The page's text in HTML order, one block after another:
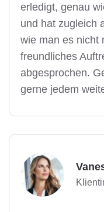
erledigt, genau
und hat zugleich
wie man es nicht
freundliches
abgesprochen.
gerne jedem